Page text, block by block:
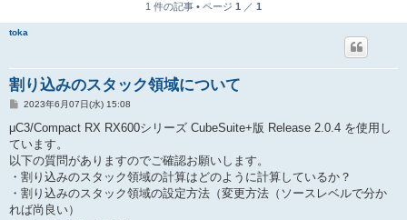
1 件の記事 • ページ 1 ／ 1
toka
割り込みのスタック領域について
投
記
2023年6月07日(水) 15:08
μC3/Compact RX RX600シリーズ CubeSuite+版 Release 2.0.4 を使用し
ています。
以下の質問がありますのでご確認お願いします。
・割り込みのスタック領域の計算はどのように計算しているか？
・割り込みのスタック領域の設定方法（変更方法（ソースレベルで分か
れば尚良い）